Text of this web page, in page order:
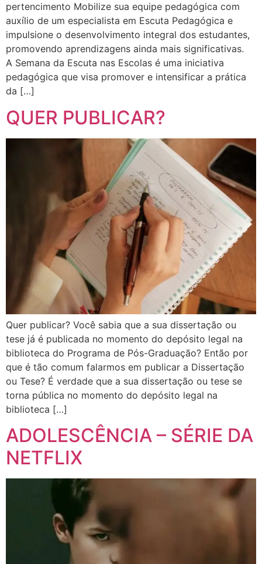
pertencimento Mobilize sua equipe pedagógica com
auxílio de um especialista em Escuta Pedagógica e
impulsione o desenvolvimento integral dos estudantes,
promovendo aprendizagens ainda mais significativas.
A Semana da Escuta nas Escolas é uma iniciativa
pedagógica que visa promover e intensificar a prática
da […]
QUER PUBLICAR?
Quer publicar? Você sabia que a sua dissertação ou
tese já é publicada no momento do depósito legal na
biblioteca do Programa de Pós-Graduação? Então por
que é tão comum falarmos em publicar a Dissertação
ou Tese? É verdade que a sua dissertação ou tese se
torna pública no momento do depósito legal na
biblioteca […]
ADOLESCÊNCIA – SÉRIE DA
NETFLIX